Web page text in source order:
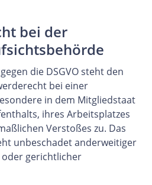
bei der
die DSGVO steht den
bei einer
in dem Mitgliedstaat
ihres Arbeitsplatzes
Verstoßes zu. Das
unbeschadet anderweitiger
gerichtlicher